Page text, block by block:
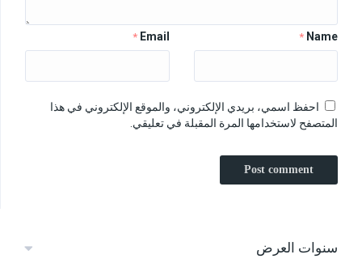
Name
*
Email
*
احفظ اسمي، بريدي الإلكتروني، والموقع الإلكتروني في هذا
المتصفح لاستخدامها المرة المقبلة في تعليقي.
سنوات العرض